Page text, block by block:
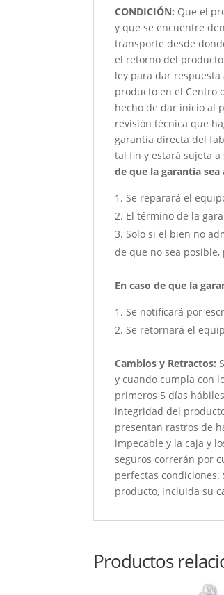
CONDICIÓN: Que el
y que se encuentre
transporte desde
el retorno del
ley para dar
producto en el Centro
hecho de dar inicio al
revisión técnica que
garantía directa del
tal fin y estará sujeta
de que la garantía
Se reparará el
El término de la
Solo si el bien no
de que no sea
En caso de que la
Se notificará por
Se retornará el
Cambios y Retractos:
y cuando cumpla con
primeros 5 días
integridad del
presentan rastros de
impecable y la caja y
seguros correrán por
perfectas
producto, incluida su
Productos